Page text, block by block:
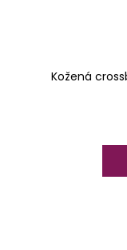
Kožená